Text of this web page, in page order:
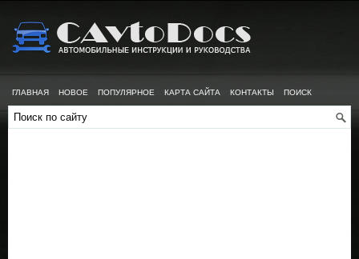
ГЛАВНАЯ НОВОЕ ПОПУЛЯРНОЕ КАРТА САЙТА КОНТАКТЫ ПОИСК